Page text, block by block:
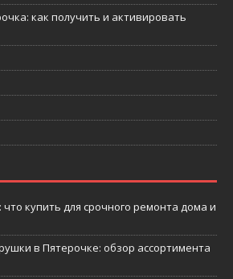
как получить и активировать
купить для срочного ремонта дома и
в Пятерочке: обзор ассортимента